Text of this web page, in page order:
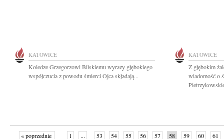
KATOWICE
Koledze Grzegorzowi Bilskiemu wyrazy głębokiego
współczucia z powodu śmierci Ojca składają...
KATOWICE
Z głębokim
wiadomość o
« poprzednie 1 ... 53 54 55 56 57 58 59 60 61